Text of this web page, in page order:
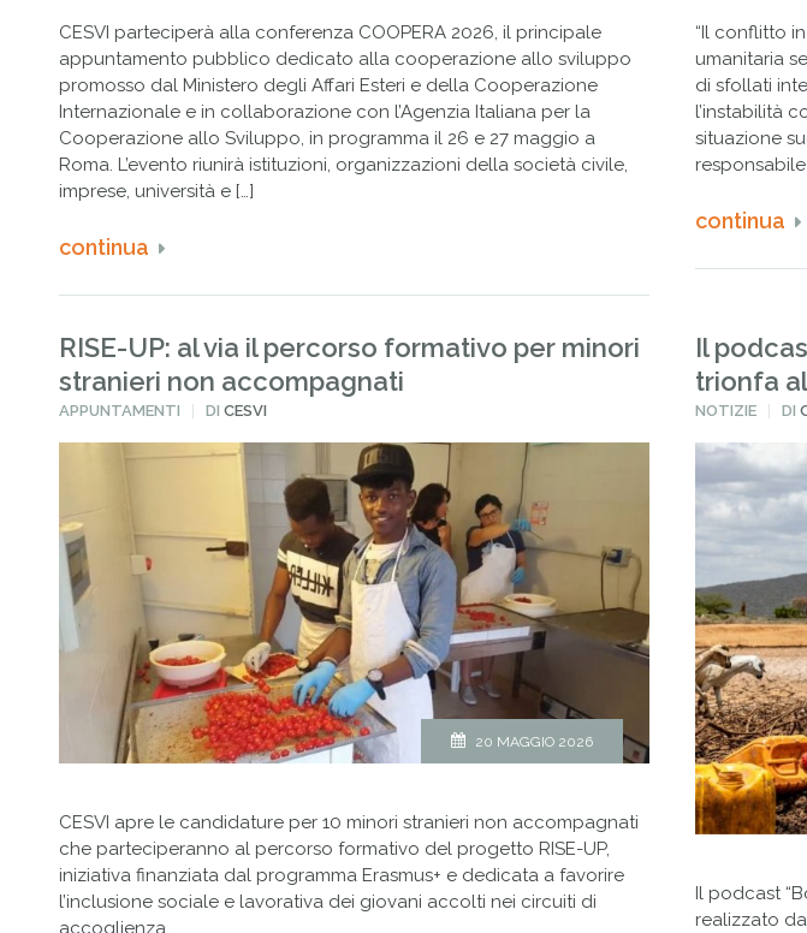
CESVI parteciperà alla conferenza COOPERA 2026, il principale
appuntamento pubblico dedicato alla cooperazione allo sviluppo
promosso dal Ministero degli Affari Esteri e della Cooperazione
Internazionale e in collaborazione con l’Agenzia Italiana per la
Cooperazione allo Sviluppo, in programma il 26 e 27 maggio a
Roma. L’evento riunirà istituzioni, organizzazioni della società civile,
imprese, università e […]
continua
“Il conflitto
umanitaria
di sfollati
l’instabilità
situazione
continua
RISE-UP: al via il percorso formativo per minori
stranieri non accompagnati
PUBBLICATO
APPUNTAMENTI DICESVI
20 MAGGIO 2026
CESVI apre le candidature per 10 minori stranieri non accompagnati
che parteciperanno al percorso formativo del progetto RISE-UP,
iniziativa finanziata dal programma Erasmus+ e dedicata a favorire
l’inclusione sociale e lavorativa dei giovani accolti nei circuiti di
accoglienza.
Il
trionfa
PUBBLICATO
NOTIZIE DI
Il podcast
realizzato